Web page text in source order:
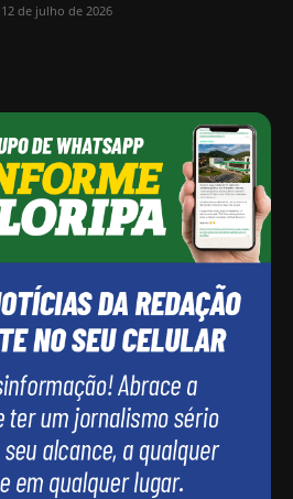
12 de julho de 2026